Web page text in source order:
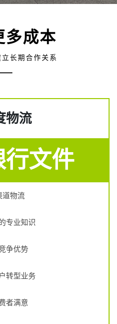
多成本
长期合作关系
物流
行文件
道物流
专业知识
争优势
转型业务
者满意